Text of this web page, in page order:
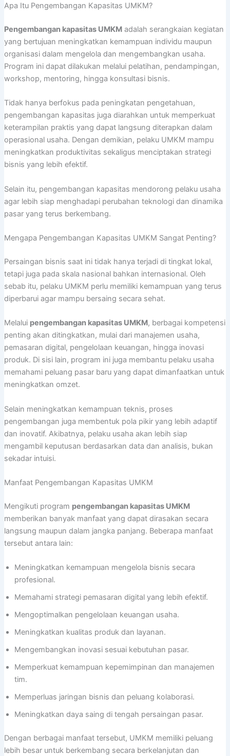
Apa Itu Pengembangan Kapasitas UMKM?
Pengembangan kapasitas UMKMadalah serangkaian kegiatan
yang bertujuan meningkatkan kemampuan individu maupun
organisasi dalam mengelola dan mengembangkan usaha.
Program ini dapat dilakukan melalui pelatihan, pendampingan,
workshop, mentoring, hingga konsultasi bisnis.
Tidak hanya berfokus pada peningkatan pengetahuan,
pengembangan kapasitas juga diarahkan untuk memperkuat
keterampilan praktis yang dapat langsung diterapkan dalam
operasional usaha. Dengan demikian, pelaku UMKM mampu
meningkatkan produktivitas sekaligus menciptakan strategi
bisnis yang lebih efektif.
Selain itu, pengembangan kapasitas mendorong pelaku usaha
agar lebih siap menghadapi perubahan teknologi dan dinamika
pasar yang terus berkembang.
Mengapa Pengembangan Kapasitas UMKM Sangat Penting?
Persaingan bisnis saat ini tidak hanya terjadi di tingkat lokal,
tetapi juga pada skala nasional bahkan internasional. Oleh
sebab itu, pelaku UMKM perlu memiliki kemampuan yang terus
diperbarui agar mampu bersaing secara sehat.
Melalui pengembangan kapasitas UMKM, berbagai kompetensi
penting akan ditingkatkan, mulai dari manajemen usaha,
pemasaran digital, pengelolaan keuangan, hingga inovasi
produk. Di sisi lain, program ini juga membantu pelaku usaha
memahami peluang pasar baru yang dapat dimanfaatkan untuk
meningkatkan omzet.
Selain meningkatkan kemampuan teknis, proses
pengembangan juga membentuk pola pikir yang lebih adaptif
dan inovatif. Akibatnya, pelaku usaha akan lebih siap
mengambil keputusan berdasarkan data dan analisis, bukan
sekadar intuisi.
Manfaat Pengembangan Kapasitas UMKM
Mengikuti program pengembangan kapasitas UMKM
memberikan banyak manfaat yang dapat dirasakan secara
langsung maupun dalam jangka panjang. Beberapa manfaat
tersebut antara lain:
Meningkatkan kemampuan mengelola bisnis secara
profesional.
Memahami strategi pemasaran digital yang lebih efektif.
Mengoptimalkan pengelolaan keuangan usaha.
Meningkatkan kualitas produk dan layanan.
Mengembangkan inovasi sesuai kebutuhan pasar.
Memperkuat kemampuan kepemimpinan dan manajemen
tim.
Memperluas jaringan bisnis dan peluang kolaborasi.
Meningkatkan daya saing di tengah persaingan pasar.
Dengan berbagai manfaat tersebut, UMKM memiliki peluang
lebih besar untuk berkembang secara berkelanjutan dan